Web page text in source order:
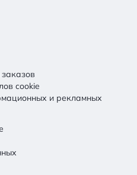
cookie
и рекламных